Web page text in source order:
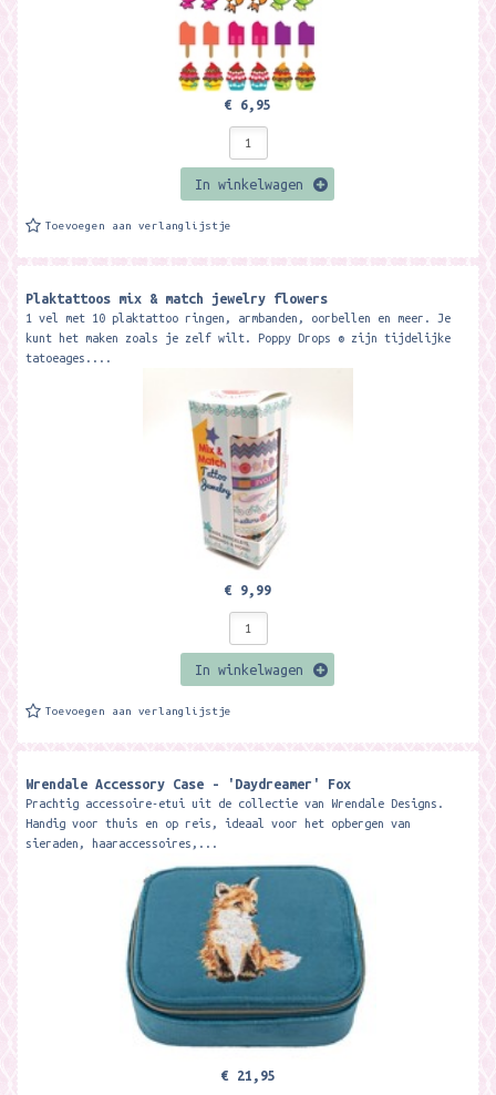
€ 6,95
In winkelwagen
Toevoegen aan verlanglijstje
Plaktattoos mix & match jewelry flowers
1 vel met 10 plaktattoo ringen, armbanden, oorbellen en meer. Je
kunt het maken zoals je zelf wilt. Poppy Drops ® zijn tijdelijke
tatoeages....
€ 9,99
In winkelwagen
Toevoegen aan verlanglijstje
Wrendale Accessory Case - 'Daydreamer' Fox
Prachtig accessoire-etui uit de collectie van Wrendale Designs.
Handig voor thuis en op reis, ideaal voor het opbergen van
sieraden, haaraccessoires,...
€ 21,95